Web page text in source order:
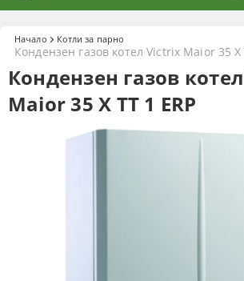
Начало Котли за парно
Кондензен газов котел Victrix Maior 35 X
Кондензен газов
Maior 35 X TT 1 ERP